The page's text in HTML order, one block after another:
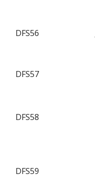
DFS56
DFS57
DFS58
DFS59